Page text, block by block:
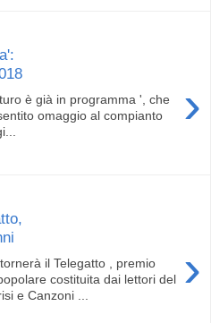
›
è già in programma ', che
omaggio al compianto
›
il Telegatto , premio
costituita dai lettori del
e Canzoni ...